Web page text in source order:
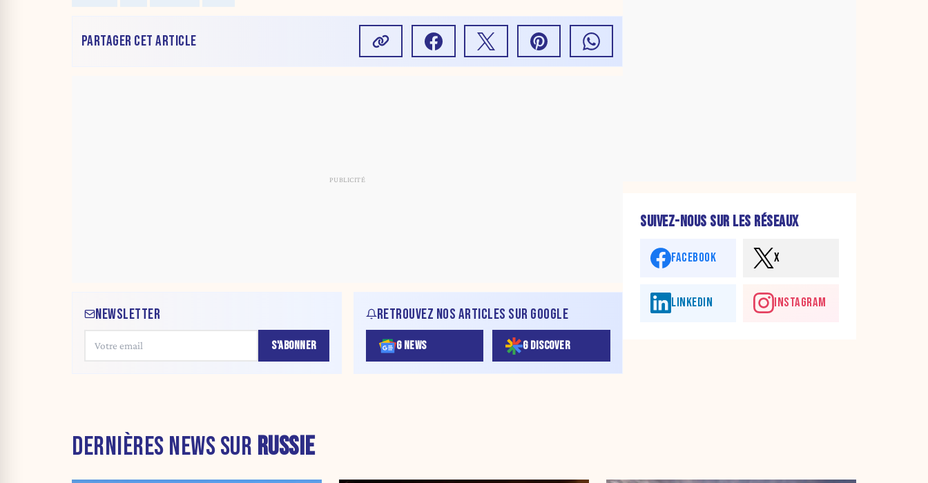
PARTAGER CET ARTICLE
NEWSLETTER
S'ABONNER
RETROUVEZ NOS ARTICLES SUR GOOGLE
G NEWS G DISCOVER
SUIVEZ-NOUS SUR LES RÉSEAUX
FACEBOOK X
LINKEDIN INSTAGRAM
DERNIÈRES NEWS SUR RUSSIE